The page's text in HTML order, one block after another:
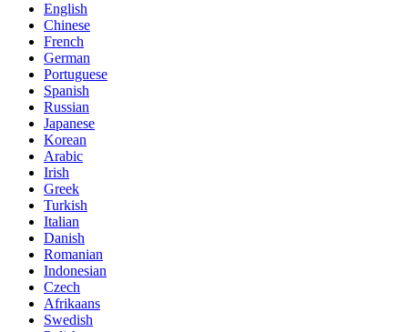
English
Chinese
French
German
Portuguese
Spanish
Russian
Japanese
Korean
Arabic
Irish
Greek
Turkish
Italian
Danish
Romanian
Indonesian
Czech
Afrikaans
Swedish